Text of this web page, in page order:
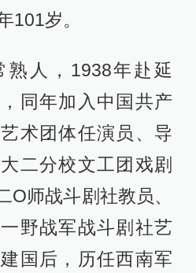
101岁。
熟人，1938年赴延
同年加入中国共产
术团体任演员、导
二分校文工团戏剧
O师战斗剧社教员、
野战军战斗剧社艺
国后，历任西南军